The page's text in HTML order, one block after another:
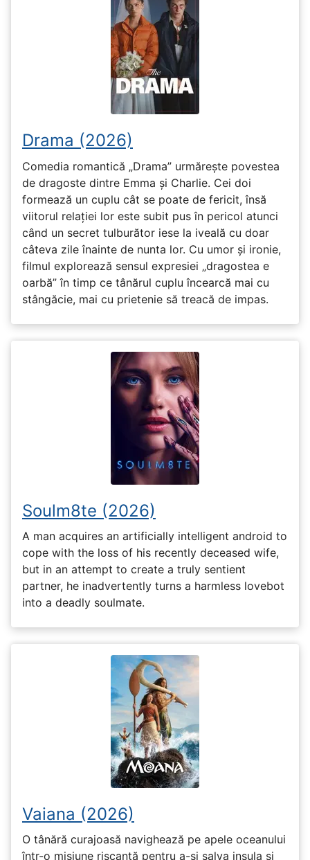
Drama (2026)
Comedia romantică „Drama” urmărește povestea
de dragoste dintre Emma și Charlie. Cei doi
formează un cuplu cât se poate de fericit, însă
viitorul relației lor este subit pus în pericol atunci
când un secret tulburător iese la iveală cu doar
câteva zile înainte de nunta lor. Cu umor și ironie,
filmul explorează sensul expresiei „dragostea e
oarbă” în timp ce tânărul cuplu încearcă mai cu
stângăcie, mai cu prietenie să treacă de impas.
Soulm8te (2026)
A man acquires an artificially intelligent android to
cope with the loss of his recently deceased wife,
but in an attempt to create a truly sentient
partner, he inadvertently turns a harmless lovebot
into a deadly soulmate.
Vaiana (2026)
O tânără curajoasă navighează pe apele oceanului
într-o misiune riscantă pentru a-și salva insula și